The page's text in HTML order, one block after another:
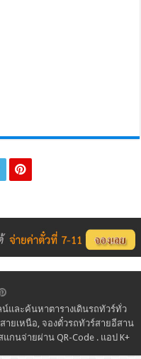
และค้นหาตารางเดินรถทัวร์ทั่ว
ายเหนือ, จองตั๋วรถทัวร์สายอีสาน
กนจ่ายผ่าน QR-Code . แอป K+